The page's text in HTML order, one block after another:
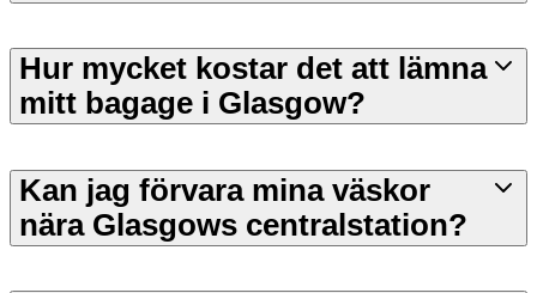
Hur mycket kostar det att lämna
mitt bagage i Glasgow?
Kan jag förvara mina väskor
nära Glasgows centralstation?